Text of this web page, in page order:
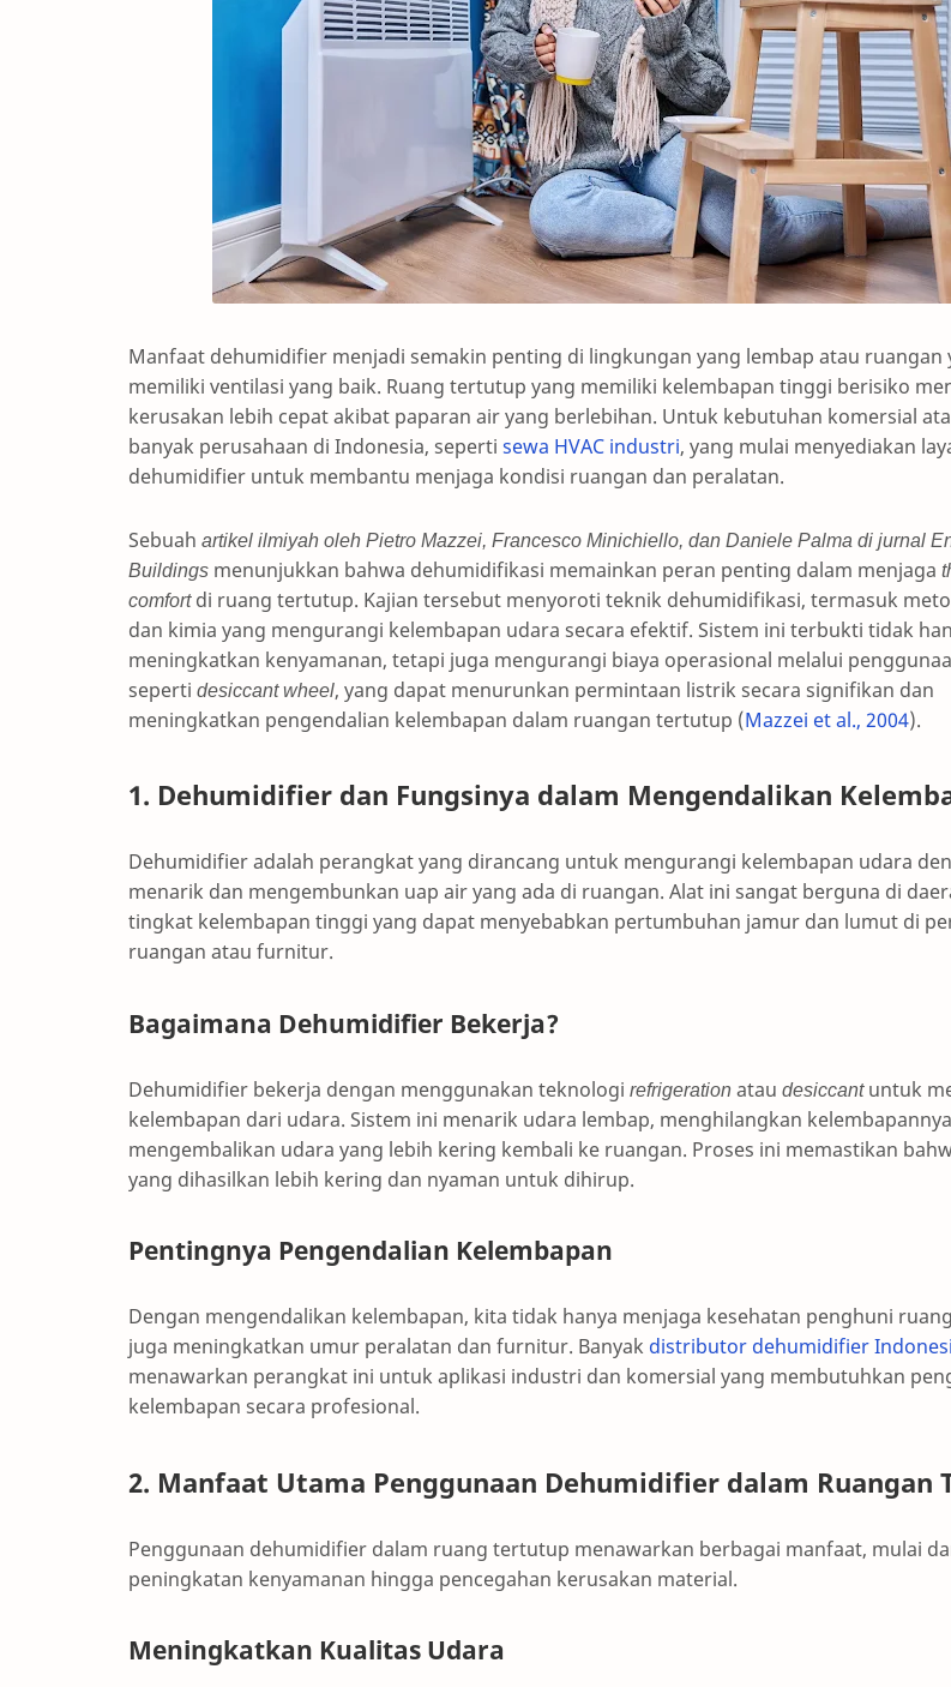
Manfaat dehumidifier menjadi semakin penting di lingkungan yang lembap atau ruangan
memiliki ventilasi yang baik. Ruang tertutup yang memiliki kelembapan tinggi berisiko
kerusakan lebih cepat akibat paparan air yang berlebihan. Untuk kebutuhan komersial
banyak perusahaan di Indonesia, seperti sewa HVAC industri, yang mulai menyediakan
dehumidifier untuk membantu menjaga kondisi ruangan dan peralatan.
Sebuah artikel ilmiyah oleh Pietro Mazzei, Francesco Minichiello, dan Daniele Palma di jurnal
Buildings menunjukkan bahwa dehumidifikasi memainkan peran penting dalam menjaga
comfortdi ruang tertutup. Kajian tersebut menyoroti teknik dehumidifikasi, termasuk
dan kimia yang mengurangi kelembapan udara secara efektif. Sistem ini terbukti tidak
meningkatkan kenyamanan, tetapi juga mengurangi biaya operasional melalui
seperti desiccant wheel, yang dapat menurunkan permintaan listrik secara signifikan dan
meningkatkan pengendalian kelembapan dalam ruangan tertutup (Mazzei et al., 2004).
1. Dehumidifier dan Fungsinya dalam Mengendalikan
Dehumidifier adalah perangkat yang dirancang untuk mengurangi kelembapan udara
menarik dan mengembunkan uap air yang ada di ruangan. Alat ini sangat berguna di
tingkat kelembapan tinggi yang dapat menyebabkan pertumbuhan jamur dan lumut di
ruangan atau furnitur.
Bagaimana Dehumidifier Bekerja?
Dehumidifier bekerja dengan menggunakan teknologi refrigerationatau desiccantuntuk
kelembapan dari udara. Sistem ini menarik udara lembap, menghilangkan
mengembalikan udara yang lebih kering kembali ke ruangan. Proses ini memastikan
yang dihasilkan lebih kering dan nyaman untuk dihirup.
Pentingnya Pengendalian Kelembapan
Dengan mengendalikan kelembapan, kita tidak hanya menjaga kesehatan penghuni
juga meningkatkan umur peralatan dan furnitur. Banyak distributor dehumidifier
menawarkan perangkat ini untuk aplikasi industri dan komersial yang membutuhkan
kelembapan secara profesional.
2. Manfaat Utama Penggunaan Dehumidifier dalam Ruangan
Penggunaan dehumidifier dalam ruang tertutup menawarkan berbagai manfaat, mulai
peningkatan kenyamanan hingga pencegahan kerusakan material.
Meningkatkan Kualitas Udara